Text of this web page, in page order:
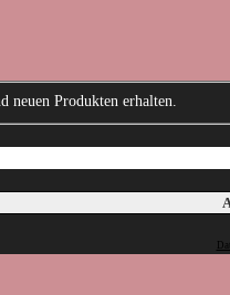
Produkten erhalten.